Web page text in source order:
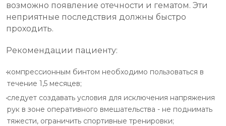
возможно появление отечности и гематом. Эти
неприятные последствия должны быстро
проходить.
Рекомендации пациенту:
компрессионным бинтом необходимо пользоваться в
течение 1,5 месяцев;
следует создавать условия для исключения напряжения
рук в зоне оперативного вмешательства - не поднимать
тяжести, ограничить спортивные тренировки;